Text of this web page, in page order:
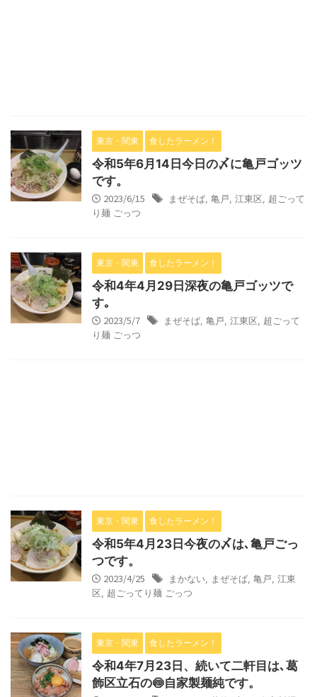
東京・関東 食したラーメン！
令和5年6月14日今日の〆に亀戸ゴッツ
です。
2023/6/15 まぜそば 亀戸 江東区
超ごって
り麺 ごっつ
東京・関東 食したラーメン！
令和4年4月29日深夜の亀戸ゴッツで
す｡
2023/5/7 まぜそば 亀戸 江東区
超ごって
り麺 ごっつ
東京・関東 食したラーメン！
令和5年4月23日今夜の〆は､亀戸ごっ
つです。
2023/4/25 まかない まぜそば 亀戸 江東
区
超ごってり麺 ごっつ
東京・関東 食したラーメン！
令和4年7月23日、続いて二軒目は､葛
飾区立石の🍥自家製麺純です。